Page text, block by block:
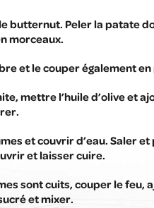
butternut. Peler la patate
morceaux.
et le couper également
mettre l’huile d’olive et
et couvrir d’eau. Saler
et laisser cuire.
sont cuits, couper le feu,
et mixer.